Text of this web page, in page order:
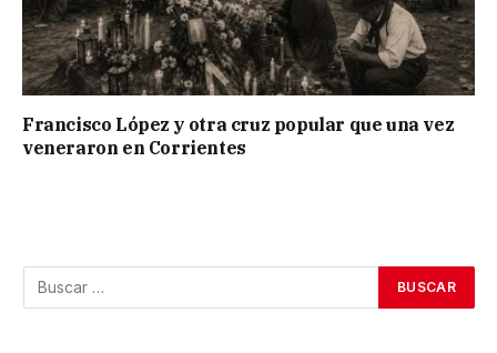
Francisco López y otra cruz popular que una vez
veneraron en Corrientes